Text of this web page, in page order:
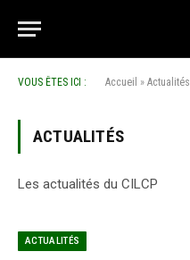
VOUS ÊTES ICI : Accueil » Actualités
ACTUALITÉS
Les actualités du CILCP
ACTUALITÉS